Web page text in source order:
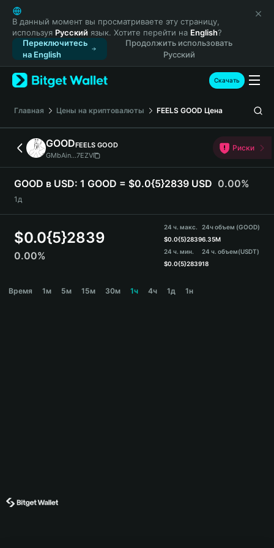
English
日本語
Tiếng Việt
Русский
Español (Latinoamérica)
Türkçe
Français
Deutsch
简体中文
繁體中文
Português (Portugal)
Bahasa Indonesia
ภาษาไทย
हिन्दी
Español
Português (Brasil)
В данный момент вы просматриваете эту страницу,
используя Русский язык. Хотите перейти на English?
Переключитесь
на English
Продолжить использовать
Русский
Скачать
Главная Цены на криптовалюты FEELS GOOD Цена
GOODFEELS GOOD
GMbAin...7EZV
Риски
GOOD в USD: 1 GOOD = $0.0{5}2839 USD 0.00%
1д
$0.0{5}2839
0.00%
24 ч. макс.
$0.0{5}2839
24 ч. мин.
$0.0{5}2839
24ч объем (GOOD)
6.35M
24 ч. объем(USDT)
18
Время 1м 5м 15м 30м 1ч 4ч 1д 1н